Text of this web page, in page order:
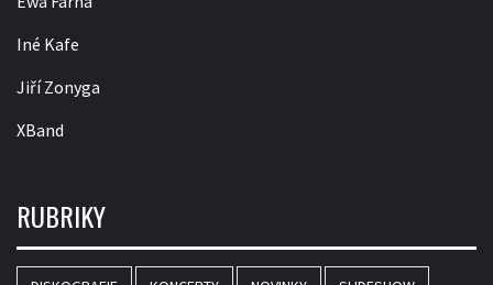
Iné Kafe
Jiří Zonyga
XBand
RUBRIKY